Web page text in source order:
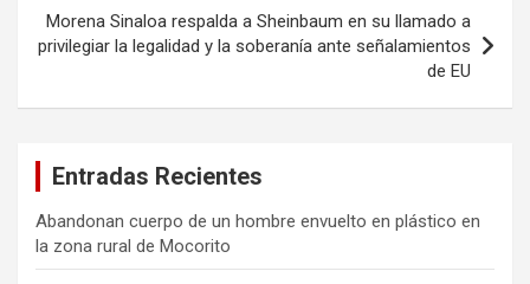
Morena Sinaloa respalda a Sheinbaum en su llamado a
privilegiar la legalidad y la soberanía ante señalamientos
de EU
Entradas Recientes
Abandonan cuerpo de un hombre envuelto en plástico en
la zona rural de Mocorito